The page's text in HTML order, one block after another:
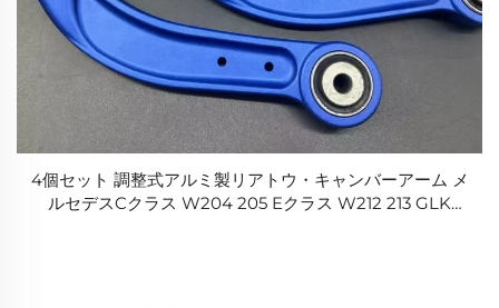
4個セット 調整式アルミ製リアトウ・キャンバーアーム メ
ルセデスCクラス W204 205 Eクラス W212 213 GLK